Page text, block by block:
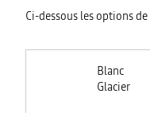
Ci-dessous les options
Blanc
Glacier